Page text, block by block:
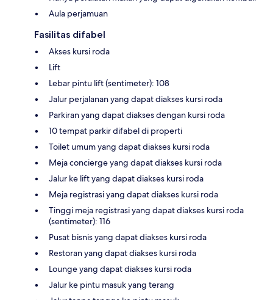
Aula perjamuan
Fasilitas difabel
Akses kursi roda
Lift
Lebar pintu lift (sentimeter): 108
Jalur perjalanan yang dapat diakses kursi roda
Parkiran yang dapat diakses dengan kursi roda
10 tempat parkir difabel di properti
Toilet umum yang dapat diakses kursi roda
Meja concierge yang dapat diakses kursi roda
Jalur ke lift yang dapat diakses kursi roda
Meja registrasi yang dapat diakses kursi roda
Tinggi meja registrasi yang dapat diakses kursi roda
(sentimeter): 116
Pusat bisnis yang dapat diakses kursi roda
Restoran yang dapat diakses kursi roda
Lounge yang dapat diakses kursi roda
Jalur ke pintu masuk yang terang